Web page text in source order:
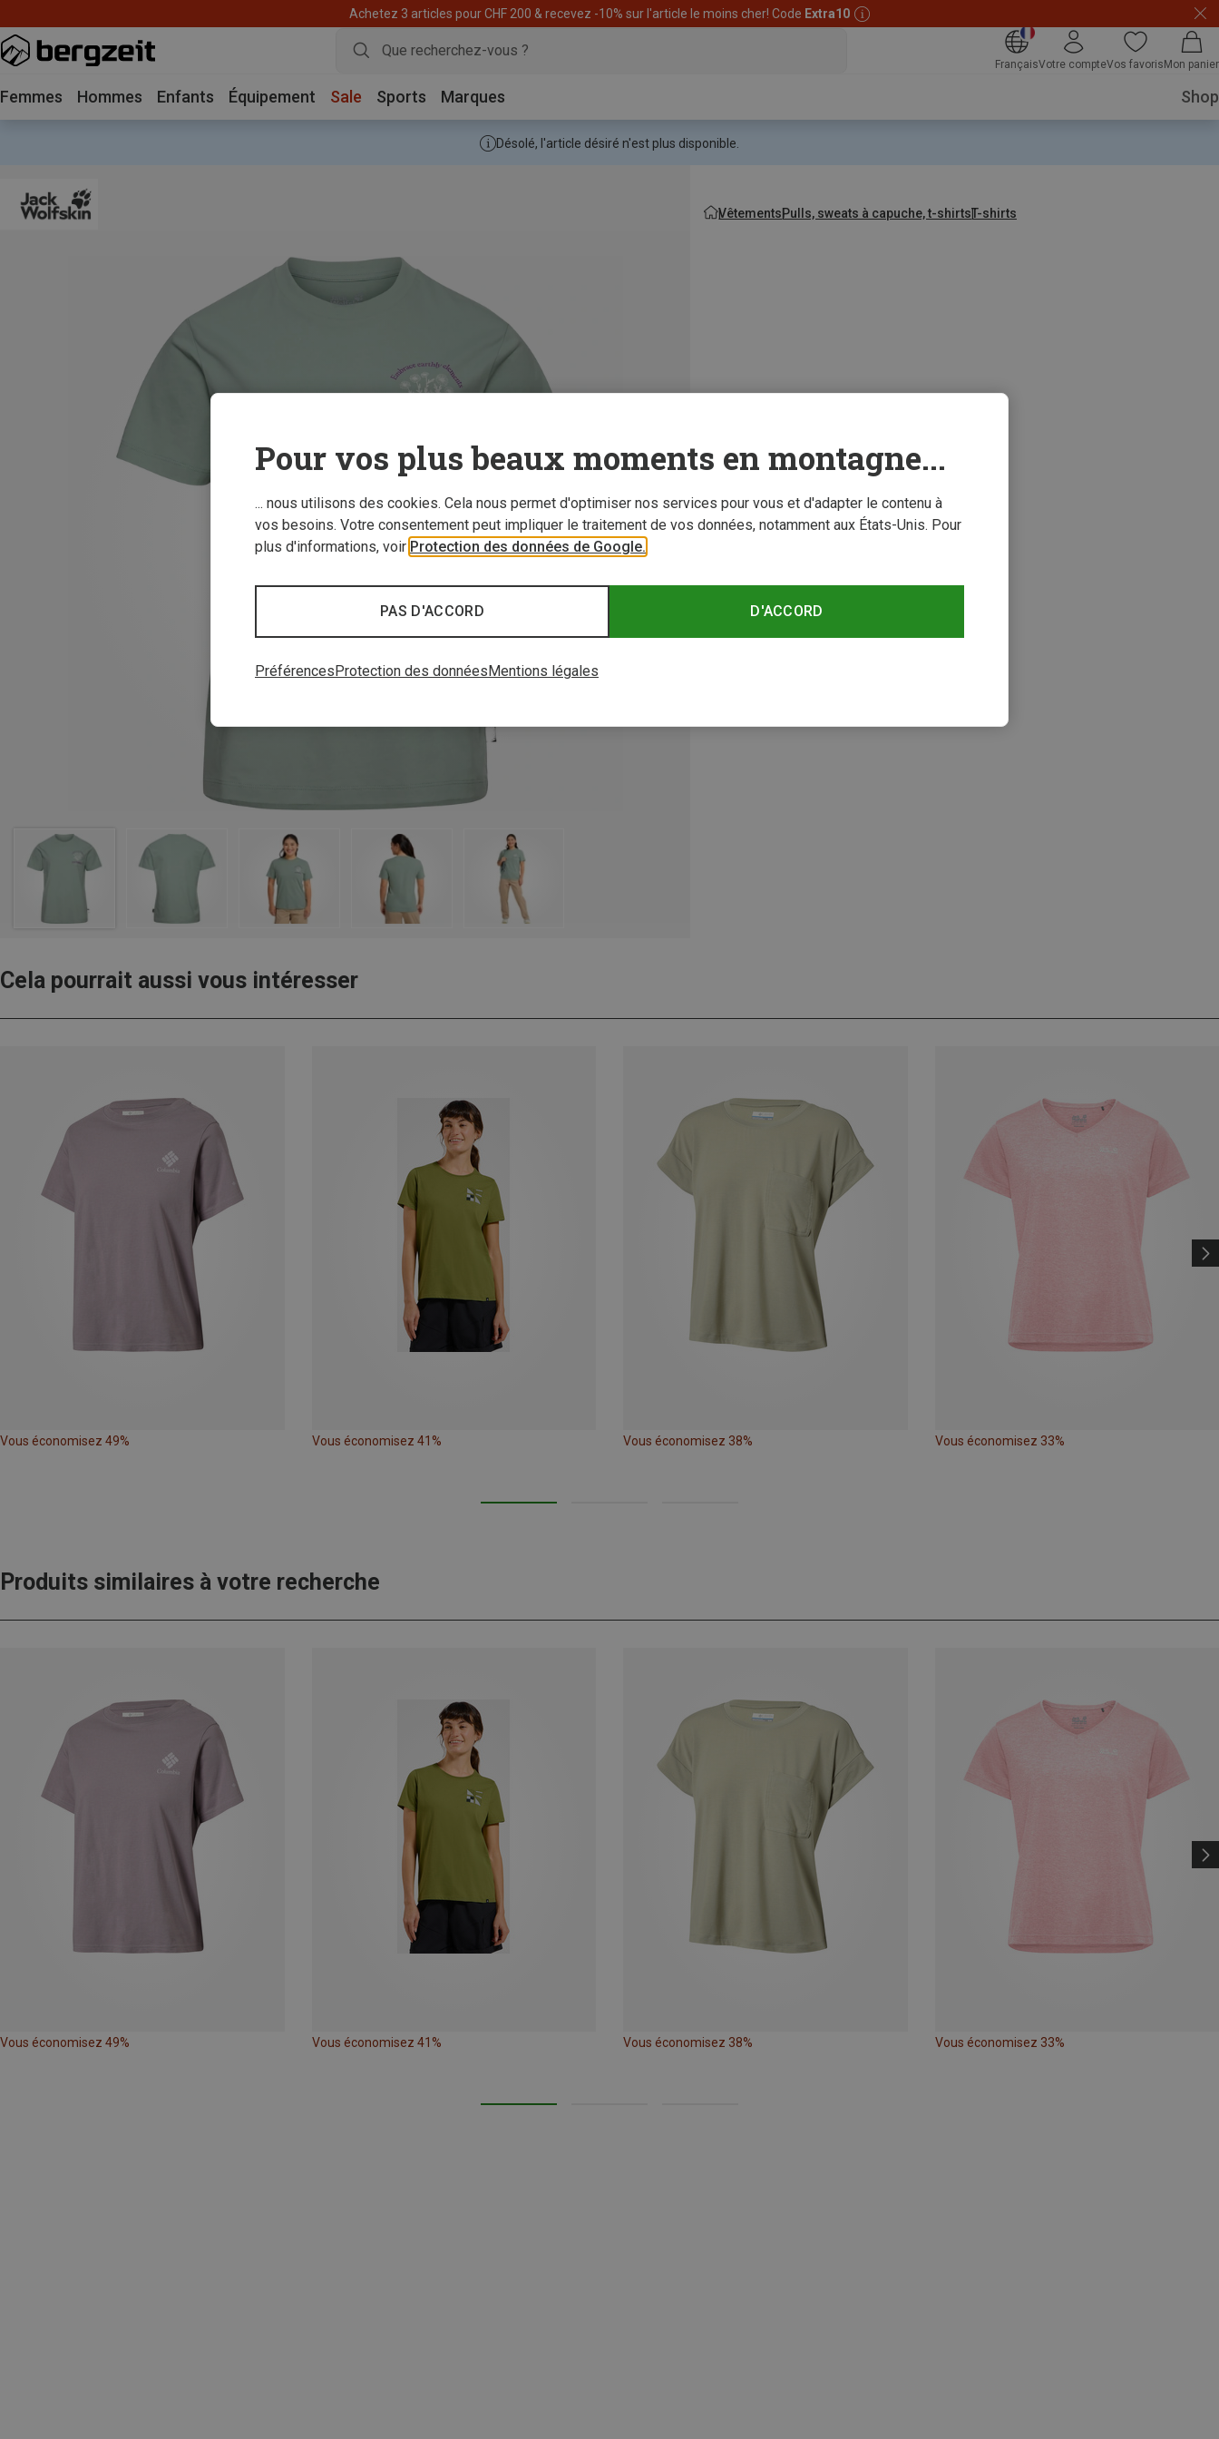
Achetez 3 articles pour CHF 200 & recevez -10% sur l'article le moins cher! Code Extra10
FrançaisVotre compteVos favoris Mon panier
Femmes Hommes Enfants Équipement Sale Sports Marques Shop
Désolé, l'article désiré n'est plus disponible.
VêtementsPulls, sweats à capuche, t-shirtsT-shirts
Cela pourrait aussi vous intéresser
Vous économisez 49% Vous économisez 41% Vous économisez 38% Vous économisez 33%
Produits similaires à votre recherche
Vous économisez 49% Vous économisez 41% Vous économisez 38% Vous économisez 33%
Pour vos plus beaux moments en montagne...
... nous utilisons des cookies. Cela nous permet d'optimiser nos services pour vous et d'adapter le contenu à
vos besoins. Votre consentement peut impliquer le traitement de vos données, notamment aux États-Unis. Pour
plus d'informations, voir Protection des données de Google.
D'ACCORD
PAS D'ACCORD
PréférencesProtection des donnéesMentions légales